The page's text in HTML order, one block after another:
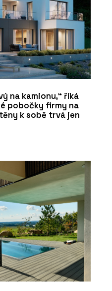
na kamionu,“ říká
pobočky firmy na
k sobě trvá jen